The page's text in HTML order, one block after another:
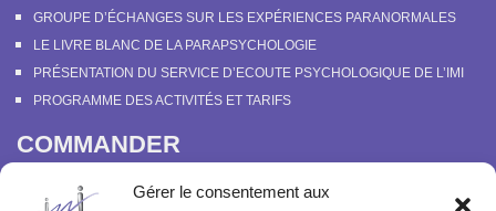
Gérer le consentement aux
GROUPE D’ÉCHANGES SUR LES EXPÉRIENCES PARANORMALES
LE LIVRE BLANC DE LA PARAPSYCHOLOGIE
PRÉSENTATION DU SERVICE D’ECOUTE PSYCHOLOGIQUE DE L’IMI
PROGRAMME DES ACTIVITÉS ET TARIFS
COMMANDER
SOUTENIR L’INSTITUT MÉTAPSYCHIQUE